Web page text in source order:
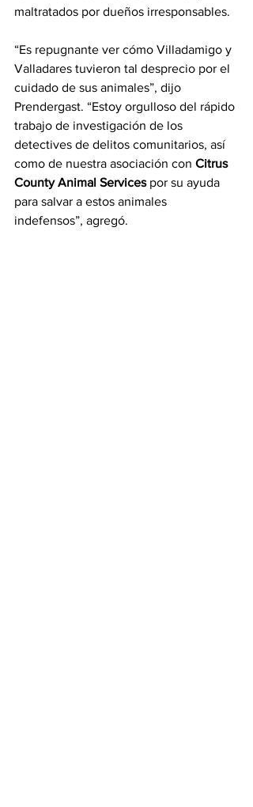
maltratados por dueños irresponsables.
“Es repugnante ver cómo Villadamigo y
Valladares tuvieron tal desprecio por el
cuidado de sus animales”, dijo
Prendergast. “Estoy orgulloso del rápido
trabajo de investigación de los
detectives de delitos comunitarios, así
como de nuestra asociación con Citrus
County Animal Services por su ayuda
para salvar a estos animales
indefensos”, agregó.